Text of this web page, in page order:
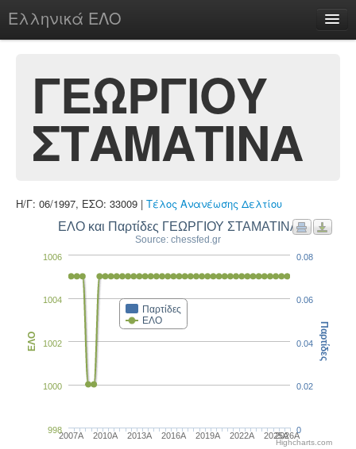
Ελληνικά ΕΛΟ
chesstu.be @ discord
Login
ΓΕΩΡΓΙΟΥ
ΣΤΑΜΑΤΙΝΑ
Η/Γ: 06/1997, ΕΣΟ: 33009 | Τέλος Ανανέωσης Δελτίου
ΕΛΟ και Παρτίδες ΓΕΩΡΓΙΟΥ ΣΤΑΜΑΤΙΝΑ
Source: chessfed.gr
Παρτίδες
ΕΛΟ
2007A 2010A 2013A 2016A 2019A 2022A 2025A2026A
1000
1002
1004
1006
998
ΕΛΟ
0
0.02
0.04
0.06
0.08
Παρτίδες
Highcharts.com